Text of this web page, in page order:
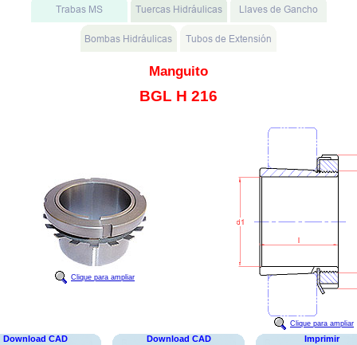
Manguito
BGL H 216
Clique para ampliar
Clique para ampliar
Download CAD
Download CAD
Imprimir